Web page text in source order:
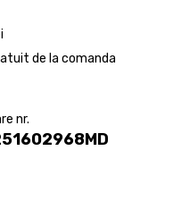
de la comanda
nr.